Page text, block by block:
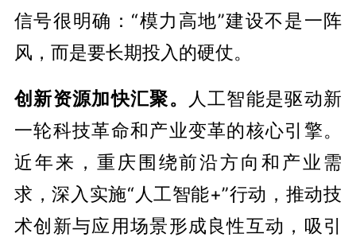
信号很明确：“模力高地”建设不是一阵
风，而是要长期投入的硬仗。
创新资源加快汇聚。
人工智能是驱动新
一轮科技革命和产业变革的核心引擎。
近年来，重庆围绕前沿方向和产业需
求，深入实施“人工智能+”行动，推动技
术创新与应用场景形成良性互动，吸引